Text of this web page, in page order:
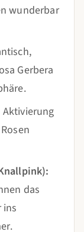
wunderbar
Gerbera
das
ins